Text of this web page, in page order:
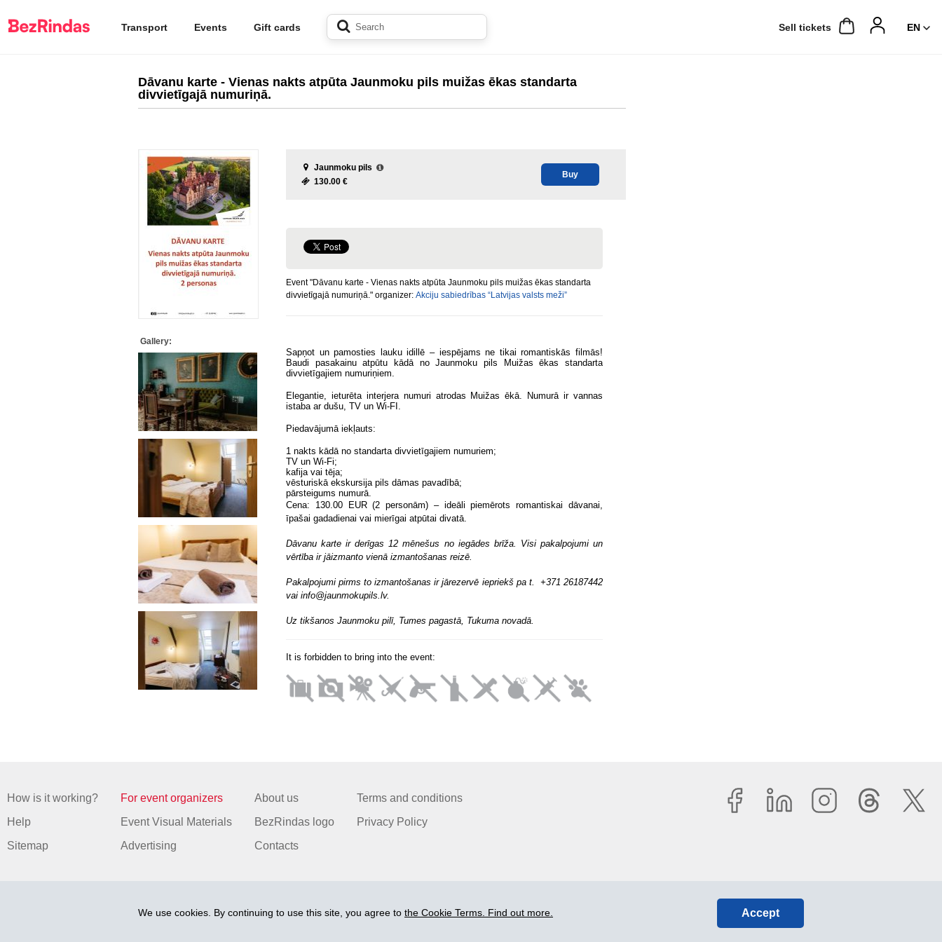
Transport Events Gift cards Sell ​​tickets
Dāvanu karte - Vienas nakts atpūta Jaunmoku pils muižas ēkas standarta
divvietīgajā numuriņā.
Gallery:
Jaunmoku pils
130.00 €
Buy
Event "Dāvanu karte - Vienas nakts atpūta Jaunmoku pils muižas ēkas standarta
divvietīgajā numuriņā." organizer: Akciju sabiedrības “Latvijas valsts meži”
Sapņot un pamosties lauku idillē – iespējams ne tikai romantiskās filmās!
Baudi pasakainu atpūtu kādā no Jaunmoku pils Muižas ēkas standarta
divvietīgajiem numuriņiem.
Elegantie, ieturēta interjera numuri atrodas Muižas ēkā. Numurā ir vannas
istaba ar dušu, TV un Wi-FI.
Piedavājumā iekļauts:
1 nakts kādā no standarta divvietīgajiem numuriem;
TV un Wi-Fi;
kafija vai tēja;
vēsturiskā ekskursija pils dāmas pavadībā;
pārsteigums numurā.
Cena: 130.00 EUR (2 personām) – ideāli piemērots romantiskai dāvanai,
īpašai gadadienai vai mierīgai atpūtai divatā.
Dāvanu karte ir derīgas 12 mēnešus no iegādes brīža. Visi pakalpojumi un
vērtība ir jāizmanto vienā izmantošanas reizē.
Pakalpojumi pirms to izmantošanas ir jārezervē iepriekš pa t. +371 26187442
vai info@jaunmokupils.lv.
Uz tikšanos Jaunmoku pilī, Tumes pagastā, Tukuma novadā.
It is forbidden to bring into the event:
How is it working?
Help
Sitemap
For event organizers
Event Visual Materials
Advertising
About us
BezRindas logo
Contacts
Terms and conditions
Privacy Policy
© 2006-2026 Ltd. "BEZRINDAS.LV".
We use cookies. By continuing to use this site, you agree to the Cookie Terms. Find out more. Accept